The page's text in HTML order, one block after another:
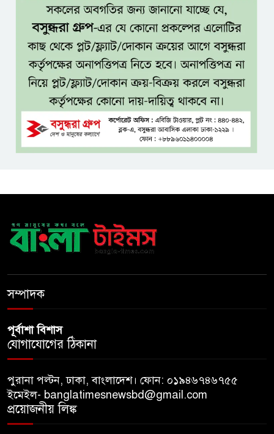
গুরুত্বপূর্ণ ব্যক্তিদের নিয়ে
‘অপপ্রচারের’ নিন্দা পুলিশের, গুজবে
কান না দেওয়ার আহ্বান
শেখ হাসিনার দিল্লির সংবাদ
সম্মেলনের সঙ্গে ভারত সরকারের
সম্পৃক্ততা নেই: জয়সোয়াল
টাঙ্গাইলে নিহত ১৪ বাস-মিনিবাস
মালিকের পরিবারকে আর্থিক অনুদান
আয়োজন করলেন প্রতিমন্ত্রী টুকু
সম্পাদক
পূর্বাশা বিশাস
যোগাযোগের ঠিকানা
পুরানা পল্টন, ঢাকা, বাংলাদেশ। ফোন: ০১৯৪৬৭৪৬৭৫৫
ইমেইল- banglatimesnewsbd@gmail.com
প্রয়োজনীয় লিঙ্ক